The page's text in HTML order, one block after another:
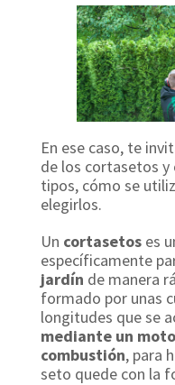
En ese caso, te
de los cortasetos
tipos, cómo se
elegirlos.
Un cortasetos es
específicamente
jardín de manera
formado por unas
longitudes que se
mediante un
combustión, para
seto quede con la